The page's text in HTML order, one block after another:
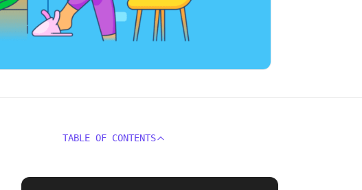
TABLE OF CONTENTS